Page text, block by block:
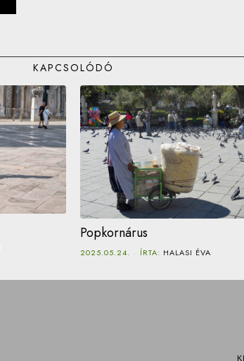
KAPCSOLÓDÓ
Popkornárus
2025.05.24. ÍRTA: HALASI ÉVA